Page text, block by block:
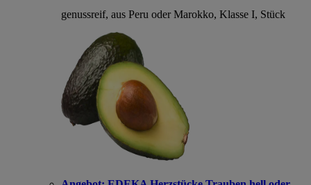
genussreif, aus Peru oder Marokko, Klasse I, Stück